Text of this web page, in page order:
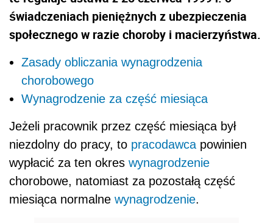
świadczeniach pieniężnych z ubezpieczenia
społecznego w razie choroby i macierzyństwa.
Zasady obliczania wynagrodzenia
chorobowego
Wynagrodzenie za część miesiąca
Jeżeli pracownik przez część miesiąca był
niezdolny do pracy, to pracodawca powinien
wypłacić za ten okres wynagrodzenie
chorobowe, natomiast za pozostałą część
miesiąca normalne wynagrodzenie.